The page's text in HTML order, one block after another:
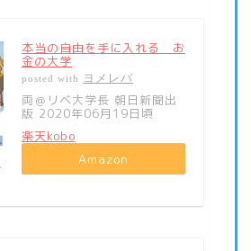
本当の自由を手に入れる お
金の大学
posted with ヨメレバ
両＠リベ大学長 朝日新聞出
版 2020年06月19日頃
楽天kobo
Amazon